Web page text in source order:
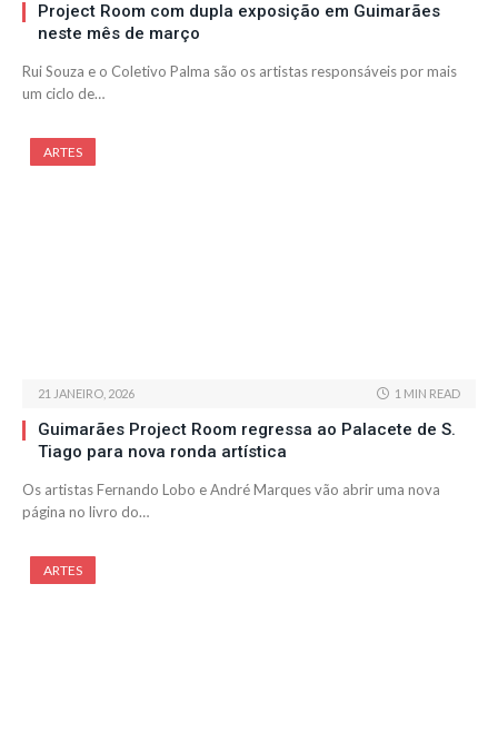
Project Room com dupla exposição em Guimarães
neste mês de março
Rui Souza e o Coletivo Palma são os artistas responsáveis por mais
um ciclo de…
ARTES
21 JANEIRO, 2026 1 MIN READ
Guimarães Project Room regressa ao Palacete de S.
Tiago para nova ronda artística
Os artistas Fernando Lobo e André Marques vão abrir uma nova
página no livro do…
ARTES